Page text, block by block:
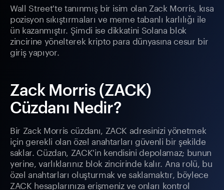
Wall Street'te tanınmış bir isim olan Zack Morris, kısa
pozisyon sıkıştırmaları ve meme tabanlı karlılığı ile
ün kazanmıştır. Şimdi ise dikkatini Solana blok
zincirine yönelterek kripto para dünyasına cesur bir
giriş yapıyor.
Zack Morris (ZACK)
Cüzdanı Nedir?
Bir Zack Morris cüzdanı, ZACK adresinizi yönetmek
için gerekli olan özel anahtarları güvenli bir şekilde
saklar. Cüzdan, ZACK'in kendisini depolamaz; bunun
yerine, varlıklarınız blok zincirinde kalır. Ana rolü, bu
özel anahtarları oluşturmak ve saklamaktır, böylece
ZACK hesaplarınıza erişmeniz ve onları kontrol